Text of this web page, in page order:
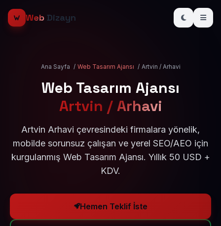
Web Dizayn
Ana Sayfa / Web Tasarım Ajansı / Artvin / Arhavi
Web Tasarım Ajansı
Artvin / Arhavi
Artvin Arhavi çevresindeki firmalara yönelik,
mobilde sorunsuz çalışan ve yerel SEO/AEO için
kurgulanmış Web Tasarım Ajansı. Yıllık 50 USD +
KDV.
Hemen Teklif İste